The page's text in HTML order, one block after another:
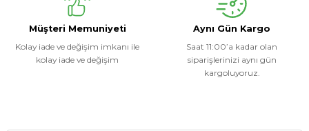
Müşteri Memuniyeti
Kolay iade ve değişim imkanı ile
kolay iade ve değişim
Aynı Gün Kargo
Saat 11:00’a kadar olan
siparişlerinizi aynı gün
kargoluyoruz.